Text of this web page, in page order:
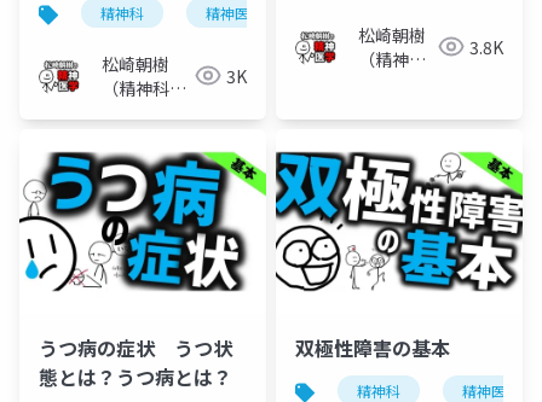
精神科 精神医学
松崎朝樹
（精神科
3K
松崎朝樹
（精神科
3.8K
うつ病の症状 うつ状
態とは？うつ病とは？
双極性障害の基本
精神科 精神医学